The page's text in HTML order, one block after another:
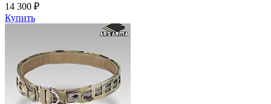
14 300 ₽
Купить